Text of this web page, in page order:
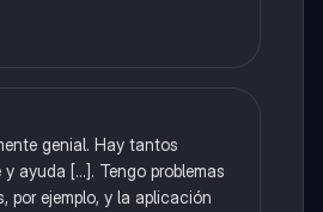
genial. Hay tantos
ayuda [...]. Tengo problemas
por ejemplo, y la aplicación